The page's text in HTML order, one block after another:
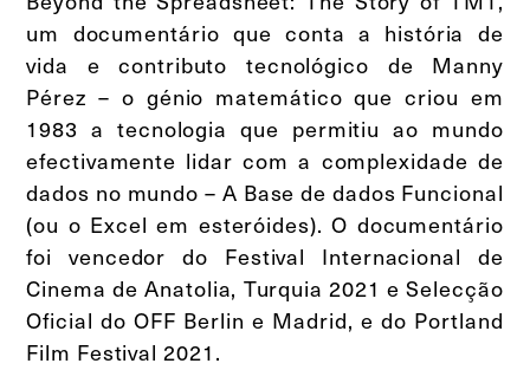
um documentário que conta a história de
vida e contributo tecnológico de Manny
Pérez – o génio matemático que criou em
1983 a tecnologia que permitiu ao mundo
efectivamente lidar com a complexidade de
dados no mundo – A Base de dados Funcional
(ou o Excel em esteróides). O documentário
foi vencedor do Festival Internacional de
Cinema de Anatolia, Turquia 2021 e Selecção
Oficial do OFF Berlin e Madrid, e do Portland
Film Festival 2021.